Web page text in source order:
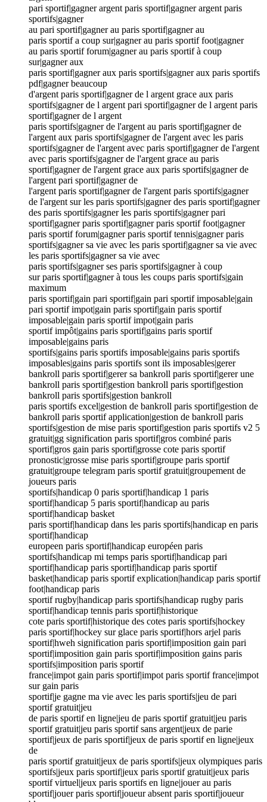
pari sportif|gagner argent paris sportif|gagner argent paris
sportifs|gagner
au pari sportif|gagner au paris sportif|gagner au
paris sportif a coup sur|gagner au paris sportif foot|gagner
au paris sportif forum|gagner au paris sportif à coup
sur|gagner aux
paris sportif|gagner aux paris sportifs|gagner aux paris sportifs
pdf|gagner beaucoup
d'argent paris sportif|gagner de l argent grace aux paris
sportifs|gagner de l argent pari sportif|gagner de l argent paris
sportif|gagner de l argent
paris sportifs|gagner de l'argent au paris sportif|gagner de
l'argent aux paris sportifs|gagner de l'argent avec les paris
sportifs|gagner de l'argent avec paris sportif|gagner de l'argent
avec paris sportifs|gagner de l'argent grace au paris
sportif|gagner de l'argent grace aux paris sportifs|gagner de
l'argent pari sportif|gagner de
l'argent paris sportif|gagner de l'argent paris sportifs|gagner
de l'argent sur les paris sportifs|gagner des paris sportif|gagner
des paris sportifs|gagner les paris sportifs|gagner pari
sportif|gagner paris sportif|gagner paris sportif foot|gagner
paris sportif forum|gagner paris sportif tennis|gagner paris
sportifs|gagner sa vie avec les paris sportif|gagner sa vie avec
les paris sportifs|gagner sa vie avec
paris sportifs|gagner ses paris sportifs|gagner à coup
sur paris sportif|gagner à tous les coups paris sportifs|gain
maximum
paris sportif|gain pari sportif|gain pari sportif imposable|gain
pari sportif impot|gain paris sportif|gain paris sportif
imposable|gain paris sportif impot|gain paris
sportif impôt|gains paris sportif|gains paris sportif
imposable|gains paris
sportifs|gains paris sportifs imposable|gains paris sportifs
imposables|gains paris sportifs sont ils imposables|gerer
bankroll paris sportif|gerer sa bankroll paris sportif|gerer une
bankroll paris sportif|gestion bankroll paris sportif|gestion
bankroll paris sportifs|gestion bankroll
paris sportifs excel|gestion de bankroll paris sportif|gestion de
bankroll paris sportif application|gestion de bankroll paris
sportifs|gestion de mise paris sportif|gestion paris sportifs v2 5
gratuit|gg signification paris sportif|gros combiné paris
sportif|gros gain paris sportif|grosse cote paris sportif
pronostic|grosse mise paris sportif|groupe paris sportif
gratuit|groupe telegram paris sportif gratuit|groupement de
joueurs paris
sportifs|handicap 0 paris sportif|handicap 1 paris
sportif|handicap 5 paris sportif|handicap au paris
sportif|handicap basket
paris sportif|handicap dans les paris sportifs|handicap en paris
sportif|handicap
europeen paris sportif|handicap européen paris
sportifs|handicap mi temps paris sportif|handicap pari
sportif|handicap paris sportif|handicap paris sportif
basket|handicap paris sportif explication|handicap paris sportif
foot|handicap paris
sportif rugby|handicap paris sportifs|handicap rugby paris
sportif|handicap tennis paris sportif|historique
cote paris sportif|historique des cotes paris sportifs|hockey
paris sportif|hockey sur glace paris sportif|hors arjel paris
sportif|hweh signification paris sportif|imposition gain pari
sportif|imposition gain paris sportif|imposition gains paris
sportifs|imposition paris sportif
france|impot gain paris sportif|impot paris sportif france|impot
sur gain paris
sportif|je gagne ma vie avec les paris sportifs|jeu de pari
sportif gratuit|jeu
de paris sportif en ligne|jeu de paris sportif gratuit|jeu paris
sportif gratuit|jeu paris sportif sans argent|jeux de parie
sportif|jeux de paris sportif|jeux de paris sportif en ligne|jeux
de
paris sportif gratuit|jeux de paris sportifs|jeux olympiques paris
sportifs|jeux paris sportif|jeux paris sportif gratuit|jeux paris
sportif virtuel|jeux paris sportifs en ligne|jouer au paris
sportif|jouer paris sportif|joueur absent paris sportif|joueur